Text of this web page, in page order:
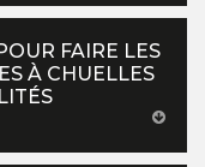
FAIRE LES
À CHUELLES